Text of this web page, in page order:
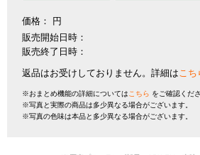
価格：
円
販売開始日時：
販売終了日時：
返品はお受けしておりません。詳細はこち
※おまとめ機能の詳細については こちら をご確認くださ
※写真と実際の商品は多少異なる場合がございます。
※写真の色味は本品と多少異なる場合がございます。